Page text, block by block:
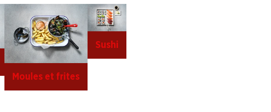
Moules et frites
Sushi